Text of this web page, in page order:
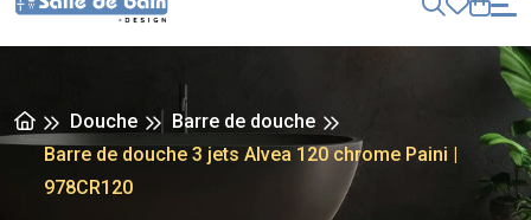
Douche
Barre de douche
Barre de douche 3 jets Alvea 120 chrome Paini |
978CR120